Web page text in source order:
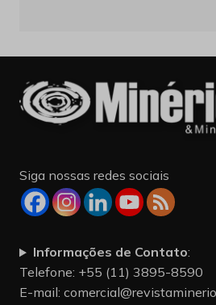
Siga nossas redes sociais
Informações de Contato:
Telefone: +55 (11) 3895-8590
E-mail: